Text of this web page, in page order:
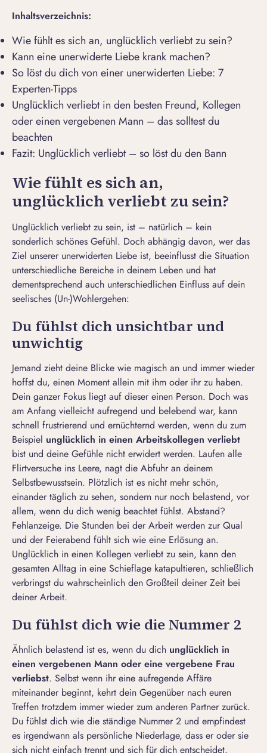
Inhaltsverzeichnis:
Wie fühlt es sich an, unglücklich verliebt zu sein?
Kann eine unerwiderte Liebe krank machen?
So löst du dich von einer unerwiderten Liebe: 7
Experten-Tipps
Unglücklich verliebt in den besten Freund, Kollegen
oder einen vergebenen Mann – das solltest du
beachten
Fazit: Unglücklich verliebt – so löst du den Bann
Wie fühlt es sich an,
unglücklich verliebt zu sein?
Unglücklich verliebt zu sein, ist – natürlich – kein
sonderlich schönes Gefühl. Doch abhängig davon, wer das
Ziel unserer unerwiderten Liebe ist, beeinflusst die Situation
unterschiedliche Bereiche in deinem Leben und hat
dementsprechend auch unterschiedlichen Einfluss auf dein
seelisches (Un-)Wohlergehen:
Du fühlst dich unsichtbar und
unwichtig
Jemand zieht deine Blicke wie magisch an und immer wieder
hoffst du, einen Moment allein mit ihm oder ihr zu haben.
Dein ganzer Fokus liegt auf dieser einen Person. Doch was
am Anfang vielleicht aufregend und belebend war, kann
schnell frustrierend und ernüchternd werden, wenn du zum
Beispiel unglücklich in einen Arbeitskollegen verliebt
bist und deine Gefühle nicht erwidert werden. Laufen alle
Flirtversuche ins Leere, nagt die Abfuhr an deinem
Selbstbewusstsein. Plötzlich ist es nicht mehr schön,
einander täglich zu sehen, sondern nur noch belastend, vor
allem, wenn du dich wenig beachtet fühlst. Abstand?
Fehlanzeige. Die Stunden bei der Arbeit werden zur Qual
und der Feierabend fühlt sich wie eine Erlösung an.
Unglücklich in einen Kollegen verliebt zu sein, kann den
gesamten Alltag in eine Schieflage katapultieren, schließlich
verbringst du wahrscheinlich den Großteil deiner Zeit bei
deiner Arbeit.
Du fühlst dich wie die Nummer 2
Ähnlich belastend ist es, wenn du dich unglücklich in
einen vergebenen Mann oder eine vergebene Frau
verliebst. Selbst wenn ihr eine aufregende Affäre
miteinander beginnt, kehrt dein Gegenüber nach euren
Treffen trotzdem immer wieder zum anderen Partner zurück.
Du fühlst dich wie die ständige Nummer 2 und empfindest
es irgendwann als persönliche Niederlage, dass er oder sie
sich nicht einfach trennt und sich für dich entscheidet.